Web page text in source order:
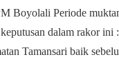
Boyolali Periode
dalam rakor ini :
Tamansari baik